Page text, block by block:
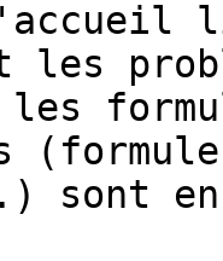
les
les
sont en